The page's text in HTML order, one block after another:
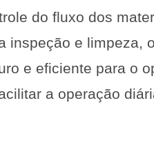
do fluxo dos
inspeção e limpeza,
e eficiente para o
a operação